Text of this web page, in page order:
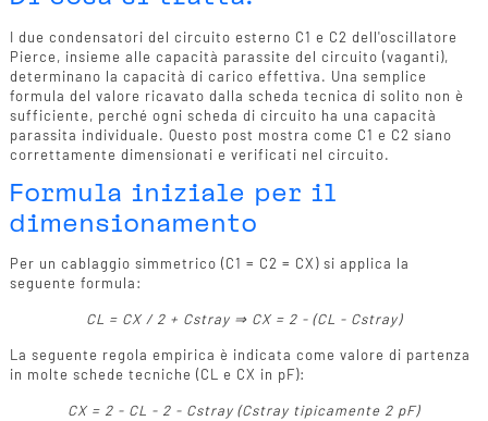
I due condensatori del circuito esterno C1 e C2 dell'oscillatore
Pierce, insieme alle capacità parassite del circuito (vaganti),
determinano la capacità di carico effettiva. Una semplice
formula del valore ricavato dalla scheda tecnica di solito non è
sufficiente, perché ogni scheda di circuito ha una capacità
parassita individuale. Questo post mostra come C1 e C2 siano
correttamente dimensionati e verificati nel circuito.
Formula iniziale per il
dimensionamento
Per un cablaggio simmetrico (C1 = C2 = CX) si applica la
seguente formula:
CL = CX / 2 + Cstray ⇒ CX = 2 - (CL - Cstray)
La seguente regola empirica è indicata come valore di partenza
in molte schede tecniche (CL e CX in pF):
CX = 2 - CL - 2 - Cstray (Cstray tipicamente 2 pF)